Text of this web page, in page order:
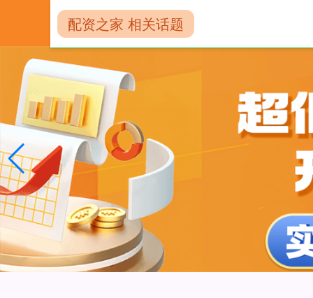
配资之家 相关话题